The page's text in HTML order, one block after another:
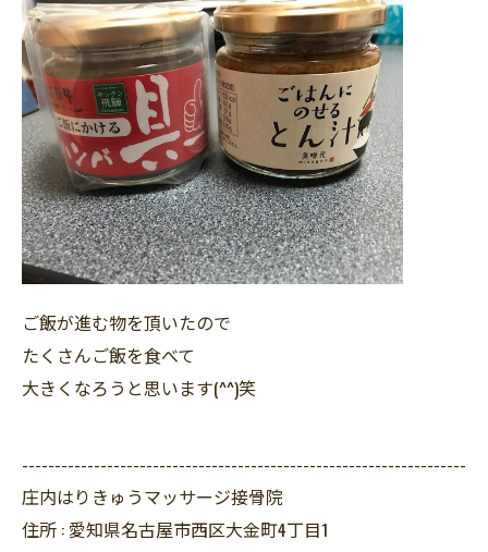
ご飯が進む物を頂いたので
たくさんご飯を食べて
大きくなろうと思います(^^)笑
--------------------------------------------------------------------
庄内はりきゅうマッサージ接骨院
住所 : 愛知県名古屋市西区大金町4丁目1